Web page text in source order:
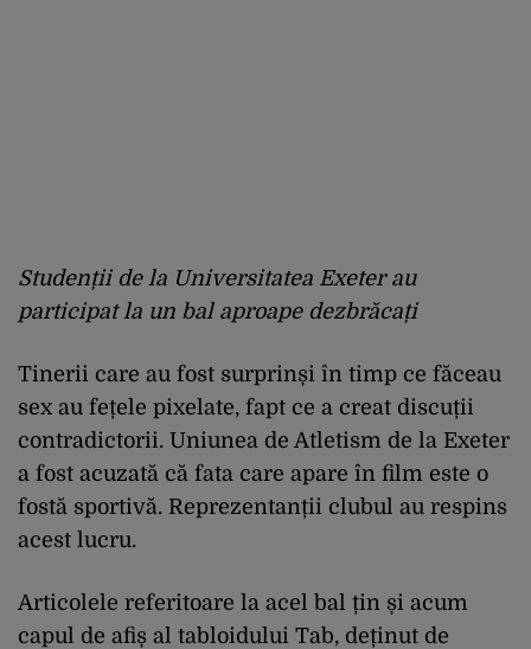
Studenții de la Universitatea Exeter au
participat la un bal aproape dezbrăcați
Tinerii care au fost surprinși în timp ce făceau
sex au fețele pixelate, fapt ce a creat discuții
contradictorii. Uniunea de Atletism de la Exeter
a fost acuzată că fata care apare în film este o
fostă sportivă. Reprezentanții clubul au respins
acest lucru.
Articolele referitoare la acel bal țin și acum
capul de afiș al tabloidului Tab, deținut de